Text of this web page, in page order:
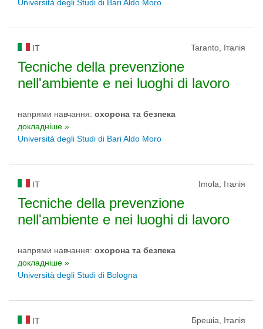
Università degli Studi di Bari Aldo Moro
IT Taranto, Італія
Tecniche della prevenzione
nell'ambiente e nei luoghi di lavoro
напрями навчання: охорона та безпека
докладніше »
Università degli Studi di Bari Aldo Moro
IT Imola, Італія
Tecniche della prevenzione
nell'ambiente e nei luoghi di lavoro
напрями навчання: охорона та безпека
докладніше »
Università degli Studi di Bologna
IT Брешіа, Італія